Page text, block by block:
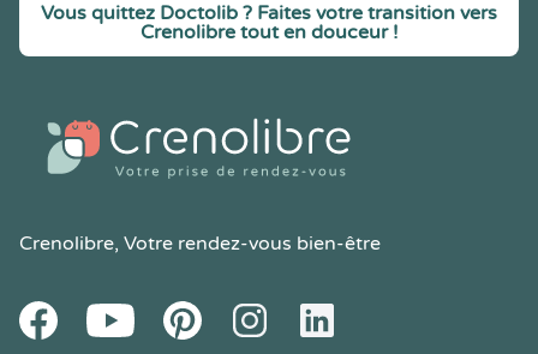
Vous quittez Doctolib ? Faites votre transition vers
Crenolibre tout en douceur !
Crenolibre, Votre rendez-vous bien-être
FacebookYoutube PinteresetInstagramLinkedIn